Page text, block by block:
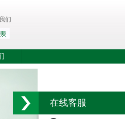
们
在线客服